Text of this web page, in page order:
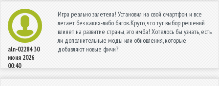
aln-02284 30
июня 2026
00:40
Игра реально залетела! Установил на свой смартфон, и все
летает без каких-либо багов. Круто, что тут выбор решений
влияет на развитие страны, это имба! Хотелось бы узнать, есть
ли дополнительные моды или обновления, которые
добавляют новые фичи?